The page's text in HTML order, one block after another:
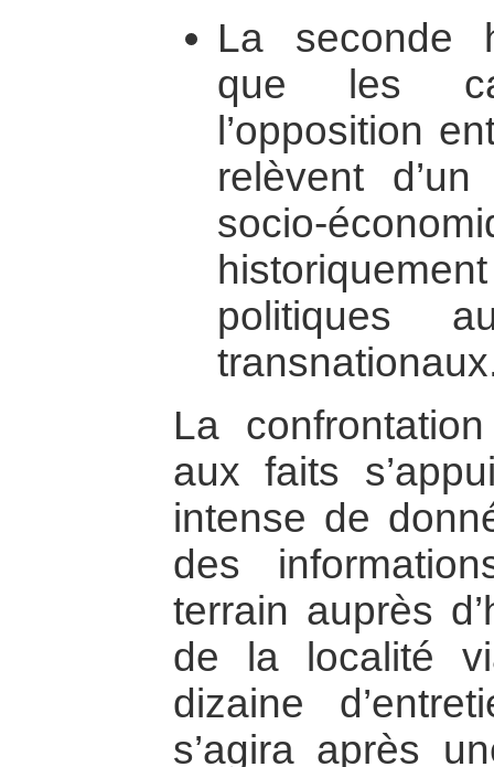
La seconde
que les
l’opposition
relèvent
socio-
politiques
La
aux faits
intense de
des
terrain auprès
de la localité
dizaine
s’agira après